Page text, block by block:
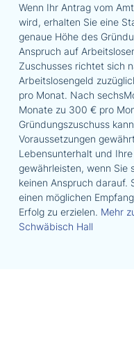
Wenn Ihr Antrag vom
wird, erhalten Sie eine
genaue Höhe des
Anspruch auf
Zuschusses richtet sich
Arbeitslosengeld
pro Monat. Nach
Monate zu 300 € pro
Gründungszuschuss
Voraussetzungen
Lebensunterhalt und
gewährleisten, wenn Sie
keinen Anspruch darauf.
einen möglichen
Erfolg zu erzielen. Mehr
Schwäbisch Hall